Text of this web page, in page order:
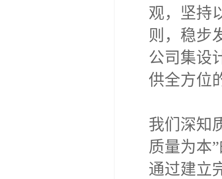
观，坚持
则，稳步
公司集设
供全方位
我们深知
质量为本
通过建立